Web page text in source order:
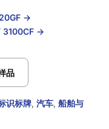
锁紧
6292
卡车制造
游艇
选择器
度指南
→
3100CF →
品
识标牌, 汽车, 船舶与